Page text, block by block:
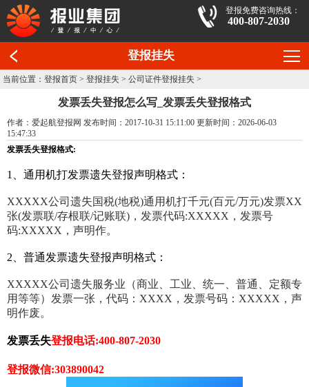
登报免费咨询热线：
400-807-2030
登报挂失
当前位置：登报首页 >登报挂失 >公司证件登报挂失 >
发票丢失登报怎么写_发票丢失登报格式
作者：爱起航登报网 发布时间：2017-10-31 15:11:00 更新时间：2026-06-03
15:47:33
发票丢失登报格式:
1、通用机打发票遗失登报声明格式：
XXXXX公司遗失国税(地税)通用机打千元(百元/万元)发票XX
张(发票联/存根联/记账联)，发票代码:XXXXX，发票号
码:XXXXX，声明作。
2、普通发票遗失登报声明格式：
XXXXX公司遗失服务业（商业、工业、统一、普通、定额专
用等等）发票一张，代码：XXXX，发票号码：XXXXX，声
明作废。
发票丢失登报电话:400-807-2030
登报微信:303890042